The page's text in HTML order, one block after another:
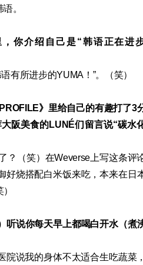
。
，你介绍自己是“韩语正在进
有所进步的YUMA！”。（笑）
》里给自己的有趣打了3
阪美食的LUNÉ们留言说“碳水
（笑）在Weverse上写这条评
好烧搭配白米饭来吃，本来在日
听说你每天早上都喝白开水（煮
院说我的身体不太适合生吃蔬菜